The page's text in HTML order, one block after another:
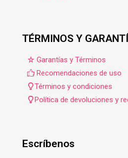
TÉRMINOS Y
Garantías y Términos
Recomendaciones de uso
Términos y condiciones
Política de devoluciones y
Escríbenos